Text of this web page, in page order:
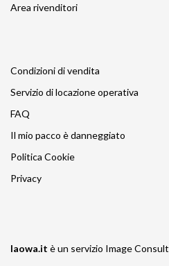
Area rivenditori
Condizioni di vendita
Servizio di locazione operativa
FAQ
Il mio pacco è danneggiato
Politica Cookie
Privacy
laowa.it è un servizio Image Consult